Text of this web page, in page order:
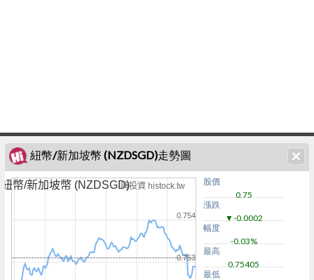
紐幣/新加坡幣 (NZDSGD)走勢圖
紐幣/新加坡幣 (NZDSGD)嗨投資 histock.tw
0.753
0.754
股價
0.75
漲跌
▼-0.0002
幅度
-0.03%
最高
0.75405
最低